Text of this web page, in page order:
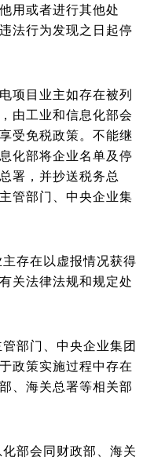
用或者进行其他处
法行为发现之日起停
项目业主如存在被列
由工业和信息化部会
受免税政策。不能继
化部将企业名单及停
署，并抄送税务总
管部门、中央企业集
存在以虚报情况获得
关法律法规和规定处
部门、中央企业集团
政策实施过程中存在
、海关总署等相关部
部会同财政部、海关